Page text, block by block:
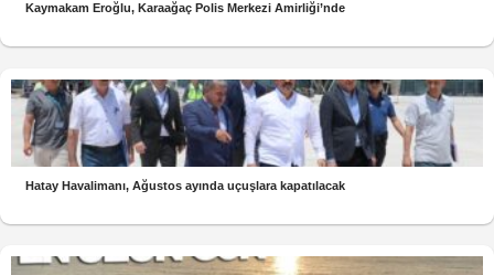
Kaymakam Eroğlu, Karaağaç Polis Merkezi Amirliği’nde
Hatay Havalimanı, Ağustos ayında uçuşlara kapatılacak